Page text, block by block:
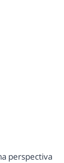
perspectiva